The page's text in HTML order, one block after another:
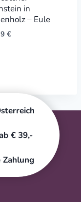
in
– Eule
€
€ 39,-
Zahlung